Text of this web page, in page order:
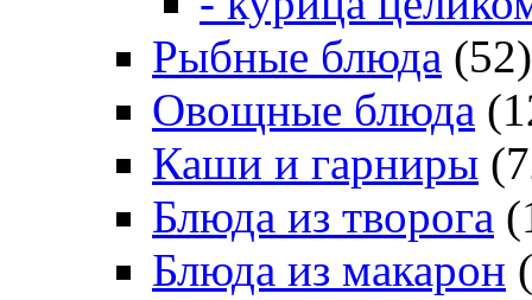
Рыбные блюда (52)
Овощные блюда
Каши и гарниры
Блюда из творога
Блюда из макарон